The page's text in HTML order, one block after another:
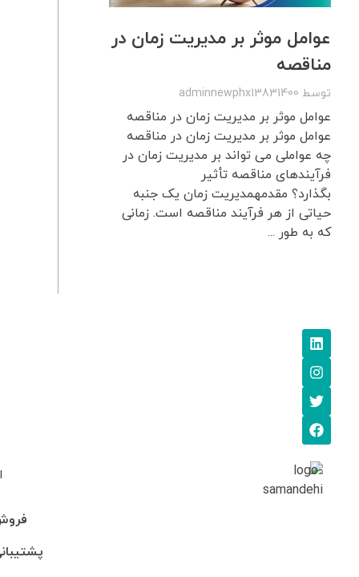
عوامل موثر بر مدیریت زمان در
مناقصه
توسط adminnewphx13831400
عوامل موثر بر مدیریت زمان در مناقصه
عوامل موثر بر مدیریت زمان در مناقصه
چه عواملی می تواند بر مدیریت زمان در
فرآیندهای مناقصه تأثیر
بگذارد؟ مقدمهمدیریت زمان یک جنبه
حیاتی از هر فرآیند مناقصه است. زمانی
که به طور ...
فروش:
پشتیبانی: 95-